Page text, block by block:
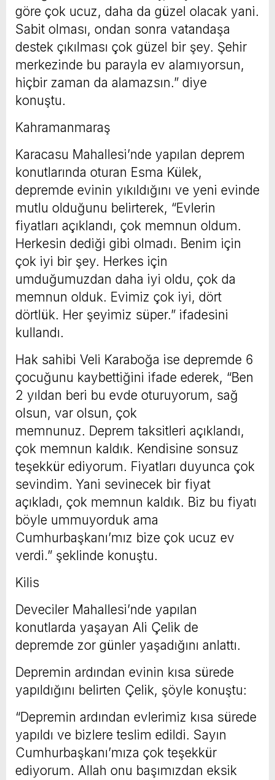
göre çok ucuz, daha da güzel olacak yani.
Sabit olması, ondan sonra vatandaşa
destek çıkılması çok güzel bir şey. Şehir
merkezinde bu parayla ev alamıyorsun,
hiçbir zaman da alamazsın.” diye
konuştu.
Kahramanmaraş
Karacasu Mahallesi’nde yapılan deprem
konutlarında oturan Esma Külek,
depremde evinin yıkıldığını ve yeni evinde
mutlu olduğunu belirterek, “Evlerin
fiyatları açıklandı, çok memnun oldum.
Herkesin dediği gibi olmadı. Benim için
çok iyi bir şey. Herkes için
umduğumuzdan daha iyi oldu, çok da
memnun olduk. Evimiz çok iyi, dört
dörtlük. Her şeyimiz süper.” ifadesini
kullandı.
Hak sahibi Veli Karaboğa ise depremde 6
çocuğunu kaybettiğini ifade ederek, “Ben
2 yıldan beri bu evde oturuyorum, sağ
olsun, var olsun, çok
memnunuz. Deprem taksitleri açıklandı,
çok memnun kaldık. Kendisine sonsuz
teşekkür ediyorum. Fiyatları duyunca çok
sevindim. Yani sevinecek bir fiyat
açıkladı, çok memnun kaldık. Biz bu fiyatı
böyle ummuyorduk ama
Cumhurbaşkanı’mız bize çok ucuz ev
verdi.” şeklinde konuştu.
Kilis
Deveciler Mahallesi’nde yapılan
konutlarda yaşayan Ali Çelik de
depremde zor günler yaşadığını anlattı.
Depremin ardından evinin kısa sürede
yapıldığını belirten Çelik, şöyle konuştu:
“Depremin ardından evlerimiz kısa sürede
yapıldı ve bizlere teslim edildi. Sayın
Cumhurbaşkanı’mıza çok teşekkür
ediyorum. Allah onu başımızdan eksik